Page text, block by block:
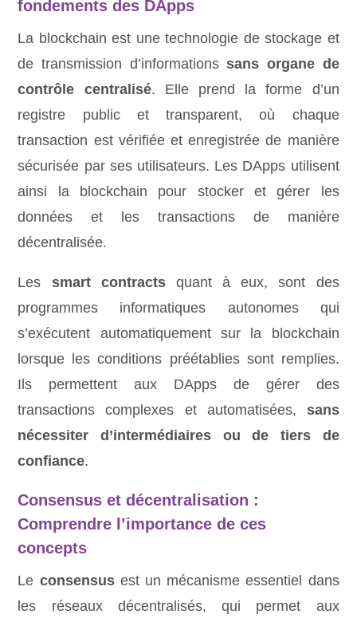
fondements des DApps
La blockchain est une technologie de stockage et
de transmission d’informationssans organe de
contrôle centralisé. Elle prend la forme d’un
registre public et transparent, où chaque
transaction est vérifiée et enregistrée de manière
sécurisée par ses utilisateurs. Les DApps utilisent
ainsi la blockchain pour stocker et gérer les
données et les transactions de manière
décentralisée.
Les smart contractsquant à eux, sont des
programmes informatiques autonomes qui
s’exécutent automatiquement sur la blockchain
lorsque les conditions préétablies sont remplies.
Ils permettent aux DApps de gérer des
transactions complexes et automatisées, sans
nécessiter d’intermédiaires ou de tiers de
confiance.
Consensus et décentralisation :
Comprendre l’importance de ces
concepts
Le consensusest un mécanisme essentiel dans
les réseaux décentralisés, qui permet aux